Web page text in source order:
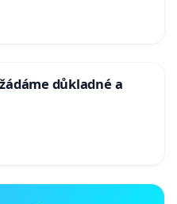
důkladné a